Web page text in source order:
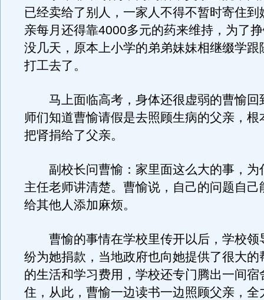
已经卖给了别人，一家人不得不暂时寄住到
亲每月还得靠4000多元的药来维持，为了
没几天，原本上小学的弟弟妹妹相继缀学跟
打工去了。
马上面临高考，身体还很虚弱的曹愉回
师们知道曹愉请假是去照顾生病的父亲，根
把肾捐给了父亲。
副校长问曹愉：家里面这么大的事，为
主任老师讲清楚。曹愉说，自己的问题自己
给其他人添加麻烦。
曹愉的事情在学校里传开以后，学校领
纷为她捐款，当地政府也向她提供了很大的
的生活和学习费用，学校还专门腾出一间宿
住，从此，曹愉一边读书一边照顾父亲，全